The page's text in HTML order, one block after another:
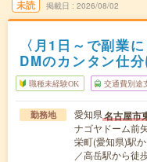
未読 掲載日 2026/08/02
〈月1日～で副業
DMのカンタン仕分
職種未経験OK 交通費別途
勤務地 愛知県名古屋市
ナゴヤドーム前
栄町(愛知県)駅
／高岳駅から徒